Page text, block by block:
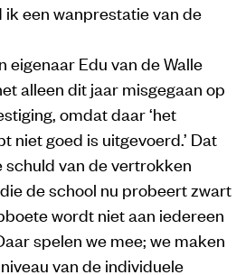
ik een wanprestatie van de
eigenaar Edu van de Walle
alleen dit jaar misgegaan op
omdat daar ‘het
niet goed is uitgevoerd.’ Dat
schuld van de vertrokken
de school nu probeert zwart
wordt niet aan iedereen
spelen we mee; we maken
van de individuele